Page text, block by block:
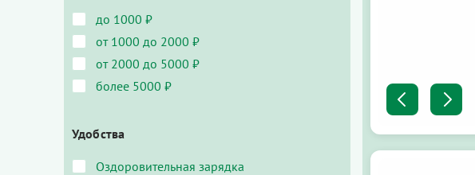
до 1000 ₽
от 1000 до 2000 ₽
от 2000 до 5000 ₽
более 5000 ₽
Удобства
Оздоровительная зарядка